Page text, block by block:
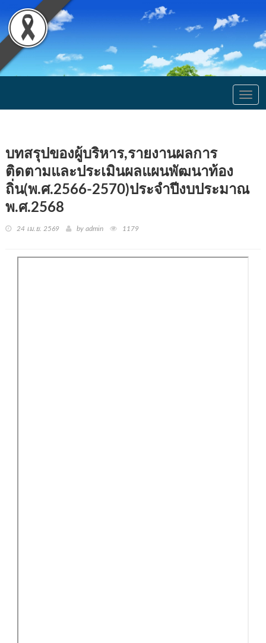
บทสรุปของผู้บริหาร,รายงานผลการ
ติดตามและประเมินผลแผนพัฒนาท้อง
ถิ่น(พ.ศ.2566-2570)ประจำปีงบประมาณ
พ.ศ.2568
24 เม.ย. 2569 by admin 1179